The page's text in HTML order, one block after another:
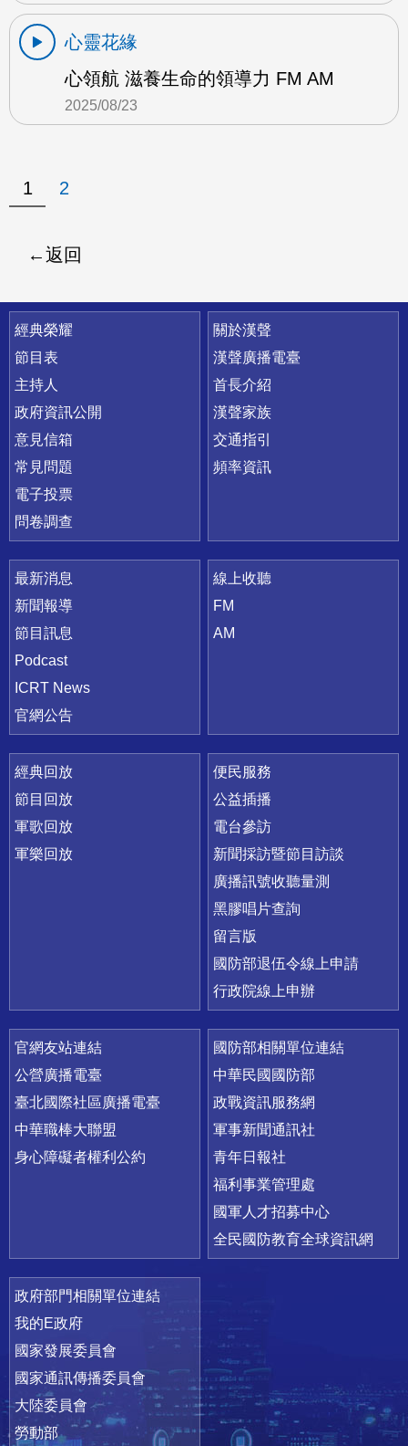
心靈花緣
心領航 滋養生命的領導力 FM AM
2025/08/23
1 2
返回
快速連結
經典榮耀
節目表
主持人
政府資訊公開
意見信箱
常見問題
電子投票
問卷調查
關於漢聲
漢聲廣播電臺
首長介紹
漢聲家族
交通指引
頻率資訊
最新消息
新聞報導
節目訊息
Podcast
ICRT News
官網公告
線上收聽
FM
AM
經典回放
節目回放
軍歌回放
軍樂回放
便民服務
公益插播
電台參訪
新聞採訪暨節目訪談
廣播訊號收聽量測
黑膠唱片查詢
留言版
國防部退伍令線上申請
行政院線上申辦
官網友站連結
公營廣播電臺
臺北國際社區廣播電臺
中華職棒大聯盟
身心障礙者權利公約
國防部相關單位連結
中華民國國防部
政戰資訊服務網
軍事新聞通訊社
青年日報社
福利事業管理處
國軍人才招募中心
全民國防教育全球資訊網
政府部門相關單位連結
我的E政府
國家發展委員會
國家通訊傳播委員會
大陸委員會
勞動部